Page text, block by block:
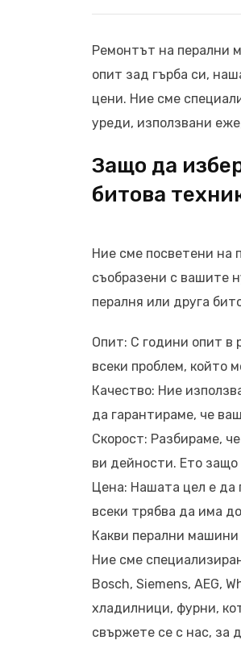
Ремонтът на перални
опит зад гърба си,
цени. Ние сме
уреди, използвани
Защо да
битова
Ние сме посветени на
съобразени с вашите
пералня или друга
Опит: С години опит в
всеки проблем, който
Качество: Ние
да гарантираме, че
Скорост: Разбираме,
ви дейности. Ето
Цена: Нашата цел е да
всеки трябва да има
Какви перални
Ние сме
Bosch, Siemens, AEG,
хладилници, фурни,
свържете се с нас, за